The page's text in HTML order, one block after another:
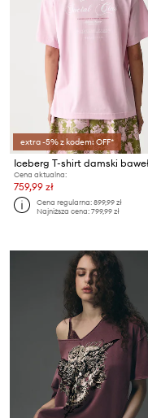
extra -5% z kodem: OFF*
Cena aktualna:
759,99 zł
Cena regularna:899,99 zł
Najniższa cena:799,99 zł